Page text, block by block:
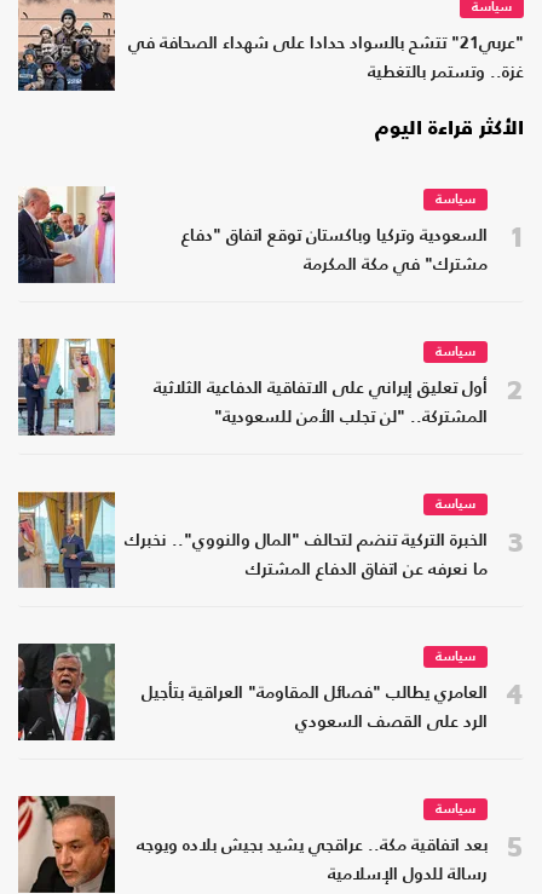
سياسة
"عربي21" تتشح بالسواد حدادا على شهداء الصحافة في
غزة.. وتستمر بالتغطية
الأكثر قراءة اليوم
1
سياسة
السعودية وتركيا وباكستان توقع اتفاق "دفاع
مشترك" في مكة المكرمة
2
سياسة
أول تعليق إيراني على الاتفاقية الدفاعية الثلاثية
المشتركة.. "لن تجلب الأمن للسعودية"
3
سياسة
الخبرة التركية تنضم لتحالف "المال والنووي".. نخبرك
ما نعرفه عن اتفاق الدفاع المشترك
4
سياسة
العامري يطالب "فصائل المقاومة" العراقية بتأجيل
الرد على القصف السعودي
5
سياسة
بعد اتفاقية مكة.. عراقجي يشيد بجيش بلاده ويوجه
رسالة للدول الإسلامية